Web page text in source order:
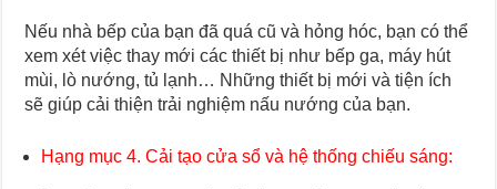
Nếu nhà bếp của bạn đã quá cũ và hỏng hóc, bạn có thể
xem xét việc thay mới các thiết bị như bếp ga, máy hút
mùi, lò nướng, tủ lạnh… Những thiết bị mới và tiện ích
sẽ giúp cải thiện trải nghiệm nấu nướng của bạn.
Hạng mục 4. Cải tạo cửa sổ và hệ thống chiếu sáng: